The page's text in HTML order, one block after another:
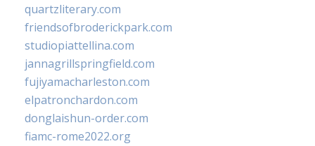
quartzliterary.com
friendsofbroderickpark.com
studiopiattellina.com
jannagrillspringfield.com
fujiyamacharleston.com
elpatronchardon.com
donglaishun-order.com
fiamc-rome2022.org